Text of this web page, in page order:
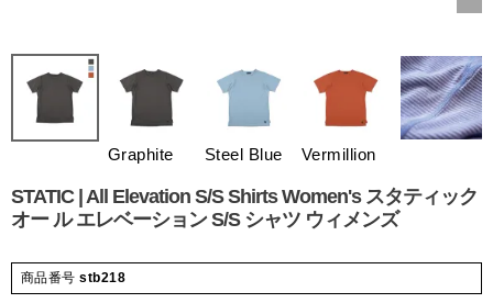
Graphite Steel Blue Vermillion
STATIC | All Elevation S/S Shirts Women's スタティック
オー ル エレベーション S/S シャツ ウィメンズ
商品番号 stb218